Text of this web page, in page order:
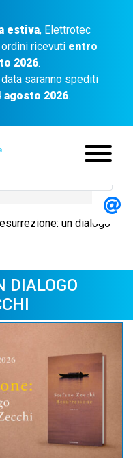
estiva, Elettrotec
ricevuti entro
2026.
saranno spediti
agosto 2026.
un dialogo
DIALOGO